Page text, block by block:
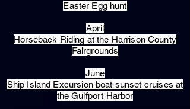
Easter Egg hunt
April
Horseback Riding at the Harrison County
Fairgrounds
June
Ship Island Excursion boat sunset cruises at
the Gulfport Harbor